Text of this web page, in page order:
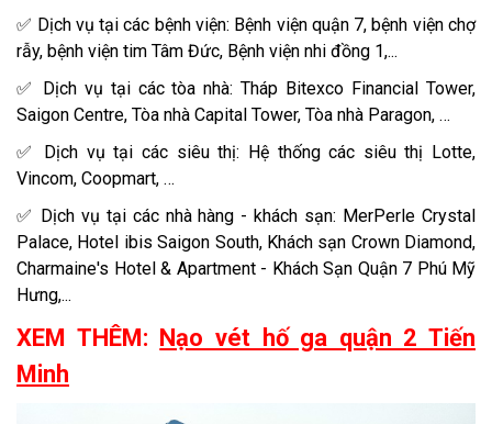
✅ Dịch vụ tại các bệnh viện: Bệnh viện quận 7, bệnh viện chợ
rẫy, bệnh viện tim Tâm Đức, Bệnh viện nhi đồng 1,...
✅ Dịch vụ tại các tòa nhà: Tháp Bitexco Financial Tower,
Saigon Centre, Tòa nhà Capital Tower, Tòa nhà Paragon, …
✅ Dịch vụ tại các siêu thị: Hệ thống các siêu thị Lotte,
Vincom, Coopmart, …
✅ Dịch vụ tại các nhà hàng - khách sạn: MerPerle Crystal
Palace, Hotel ibis Saigon South, Khách sạn Crown Diamond,
Charmaine's Hotel & Apartment - Khách Sạn Quận 7 Phú Mỹ
Hưng,...
XEM THÊM: Nạo vét hố ga quận 2 Tiến
Minh